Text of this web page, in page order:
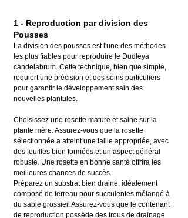
1 - Reproduction par division des
Pousses
La division des pousses est l'une des méthodes
les plus fiables pour reproduire le Dudleya
candelabrum. Cette technique, bien que simple,
requiert une précision et des soins particuliers
pour garantir le développement sain des
nouvelles plantules.
Choisissez une rosette mature et saine sur la
plante mère. Assurez-vous que la rosette
sélectionnée a atteint une taille appropriée, avec
des feuilles bien formées et un aspect général
robuste. Une rosette en bonne santé offrira les
meilleures chances de succès.
Préparez un substrat bien drainé, idéalement
composé de terreau pour succulentes mélangé à
du sable grossier. Assurez-vous que le contenant
de reproduction possède des trous de drainage